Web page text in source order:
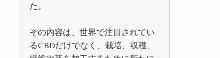
た。
その内容は、世界で注目されてい
るCBDだけでなく、栽培、収穫、